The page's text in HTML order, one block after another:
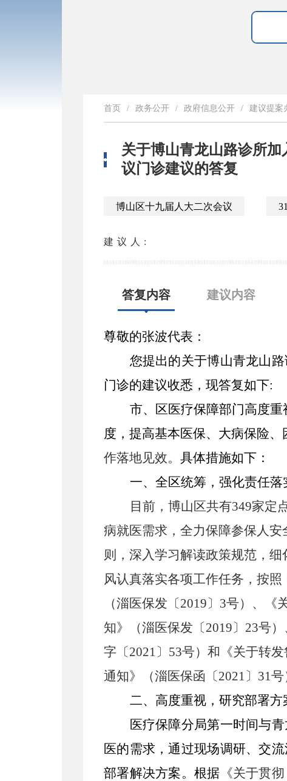
首页 / 政务公开 / 政府信息公开 / 建议提案
关于博山青龙山路诊所
议门诊建议的答复
博山区十九届人大二次会议 31
建议人:
答复内容 建议内容
尊敬的张波代表：
您提出的关于博山青龙山
门诊的建议收悉，现答复如下:
市、区医疗保障部门高度
度，提高基本医保、大病保险
作落地见效。 具体措施如下：
一、 全区统筹，强化责任落
目前，博山区共有349家定
病就医需求，全力保障参保人
则，深入学习解读政策规范，
风认真落实各项工作任务，按照
（淄医保发〔2019〕3号）、《
知》（淄医保发〔2019〕23号
字〔2021〕53号）和《关于转
通知》（淄医保函〔2021〕31号
二、 高度重视，研究部署方
医疗保障分局第一时间与
医的需求，通过现场调研、交
部署解决方案。根据 《关于贯